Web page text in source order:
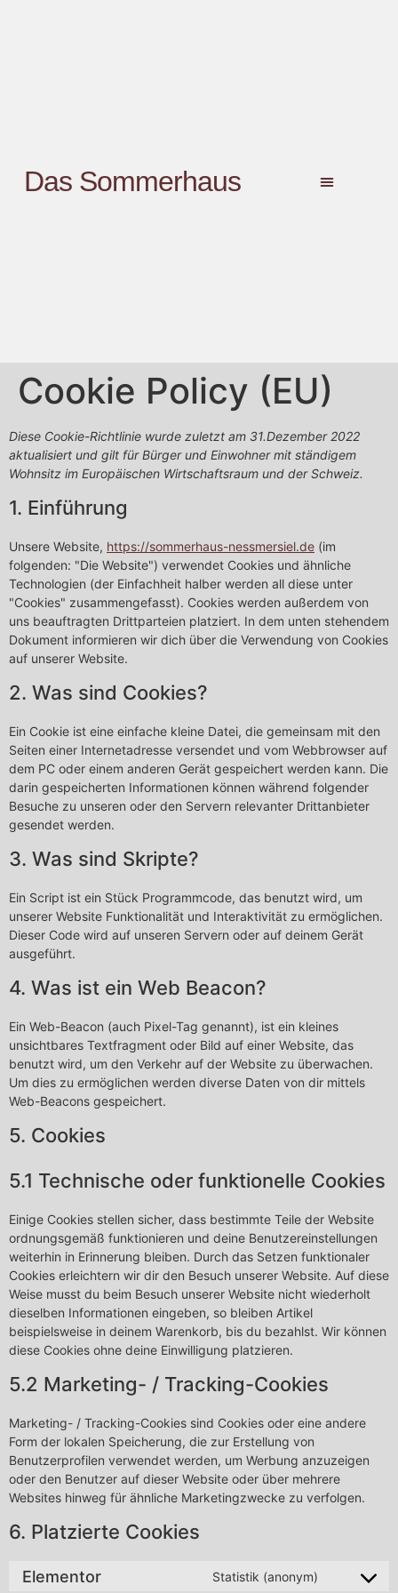
Das Sommerhaus
Cookie Policy (EU)
Diese Cookie-Richtlinie wurde zuletzt am 31.Dezember 2022
aktualisiert und gilt für Bürger und Einwohner mit ständigem
Wohnsitz im Europäischen Wirtschaftsraum und der Schweiz.
1. Einführung
Unsere Website, https://sommerhaus-nessmersiel.de (im
folgenden: "Die Website") verwendet Cookies und ähnliche
Technologien (der Einfachheit halber werden all diese unter
"Cookies" zusammengefasst). Cookies werden außerdem von
uns beauftragten Drittparteien platziert. In dem unten stehendem
Dokument informieren wir dich über die Verwendung von Cookies
auf unserer Website.
2. Was sind Cookies?
Ein Cookie ist eine einfache kleine Datei, die gemeinsam mit den
Seiten einer Internetadresse versendet und vom Webbrowser auf
dem PC oder einem anderen Gerät gespeichert werden kann. Die
darin gespeicherten Informationen können während folgender
Besuche zu unseren oder den Servern relevanter Drittanbieter
gesendet werden.
3. Was sind Skripte?
Ein Script ist ein Stück Programmcode, das benutzt wird, um
unserer Website Funktionalität und Interaktivität zu ermöglichen.
Dieser Code wird auf unseren Servern oder auf deinem Gerät
ausgeführt.
4. Was ist ein Web Beacon?
Ein Web-Beacon (auch Pixel-Tag genannt), ist ein kleines
unsichtbares Textfragment oder Bild auf einer Website, das
benutzt wird, um den Verkehr auf der Website zu überwachen.
Um dies zu ermöglichen werden diverse Daten von dir mittels
Web-Beacons gespeichert.
5. Cookies
5.1 Technische oder funktionelle Cookies
Einige Cookies stellen sicher, dass bestimmte Teile der Website
ordnungsgemäß funktionieren und deine Benutzereinstellungen
weiterhin in Erinnerung bleiben. Durch das Setzen funktionaler
Cookies erleichtern wir dir den Besuch unserer Website. Auf diese
Weise musst du beim Besuch unserer Website nicht wiederholt
dieselben Informationen eingeben, so bleiben Artikel
beispielsweise in deinem Warenkorb, bis du bezahlst. Wir können
diese Cookies ohne deine Einwilligung platzieren.
5.2 Marketing- / Tracking-Cookies
Marketing- / Tracking-Cookies sind Cookies oder eine andere
Form der lokalen Speicherung, die zur Erstellung von
Benutzerprofilen verwendet werden, um Werbung anzuzeigen
oder den Benutzer auf dieser Website oder über mehrere
Websites hinweg für ähnliche Marketingzwecke zu verfolgen.
6. Platzierte Cookies
Elementor Statistik (anonym)